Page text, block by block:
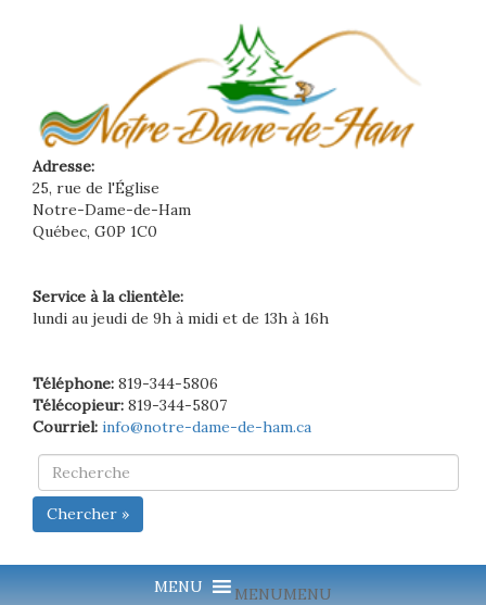
Adresse:
25, rue de l'Église
Notre-Dame-de-Ham
Québec, G0P 1C0
Service à la clientèle:
lundi au jeudi de 9h à midi et de 13h à 16h
Téléphone: 819-344-5806
Télécopieur: 819-344-5807
Courriel: info@notre-dame-de-ham.ca
Chercher »
MENUMENU